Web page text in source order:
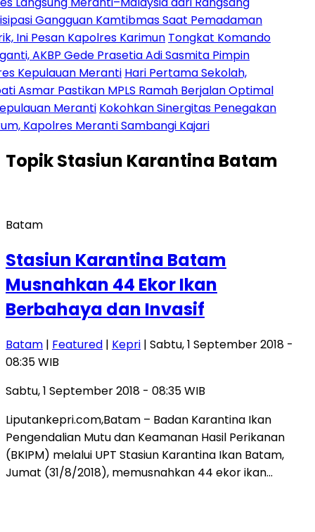
Kamtibmas Saat Pemadaman
Kapolres KarimunTongkat Komando
Gede Prasetia Adi Sasmita Pimpin
Meranti Hari Pertama Sekolah,
MPLS Ramah Berjalan Optimal
Kokohkan Sinergitas Penegakan
Meranti Sambangi Kajari
TopikStasiun Karantina Batam
Batam
Stasiun Karantina Batam
Musnahkan 44 Ekor Ikan
Berbahaya dan Invasif
Batam | Featured | Kepri | Sabtu, 1 September 2018 -
08:35 WIB
Sabtu, 1 September 2018 - 08:35 WIB
Liputankepri.com,Batam – Badan Karantina Ikan
Pengendalian Mutu dan Keamanan Hasil Perikanan
(BKIPM) melalui UPT Stasiun Karantina Ikan Batam,
Jumat (31/8/2018), memusnahkan 44 ekor ikan…